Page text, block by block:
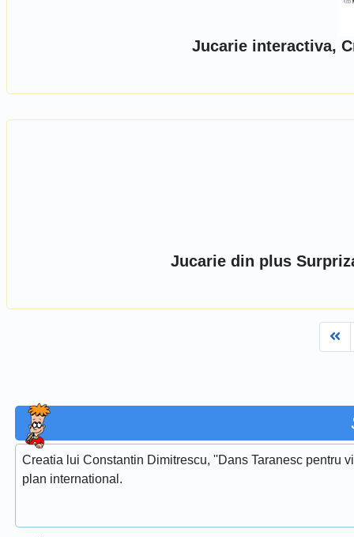
Jucarie interactiva,
Jucarie din plus
Creatia lui Constantin Dimitrescu, ''Dans Taranesc pentru
plan international.